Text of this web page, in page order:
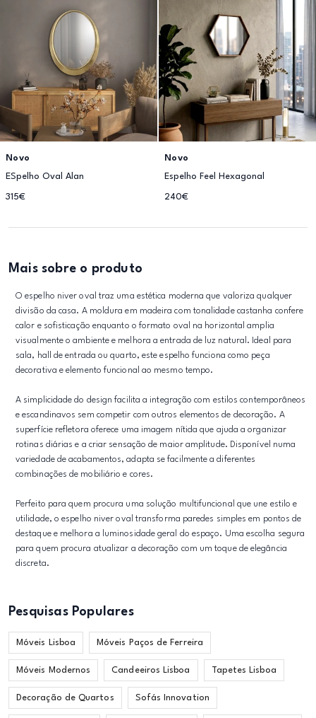
Novo
ESpelho Oval Alan
315€
Novo
Espelho Feel Hexagonal
240€
Mais sobre o produto
O espelho niver oval traz uma estética moderna que valoriza qualquer
divisão da casa. A moldura em madeira com tonalidade castanha confere
calor e sofisticação enquanto o formato oval na horizontal amplia
visualmente o ambiente e melhora a entrada de luz natural. Ideal para
sala, hall de entrada ou quarto, este espelho funciona como peça
decorativa e elemento funcional ao mesmo tempo.
A simplicidade do design facilita a integração com estilos contemporâneos
e escandinavos sem competir com outros elementos de decoração. A
superfície refletora oferece uma imagem nítida que ajuda a organizar
rotinas diárias e a criar sensação de maior amplitude. Disponível numa
variedade de acabamentos, adapta se facilmente a diferentes
combinações de mobiliário e cores.
Perfeito para quem procura uma solução multifuncional que une estilo e
utilidade, o espelho niver oval transforma paredes simples em pontos de
destaque e melhora a luminosidade geral do espaço. Uma escolha segura
para quem procura atualizar a decoração com um toque de elegância
discreta.
Pesquisas Populares
Móveis Lisboa Móveis Paços de Ferreira
Móveis Modernos Candeeiros Lisboa Tapetes Lisboa
Decoração de Quartos Sofás Innovation